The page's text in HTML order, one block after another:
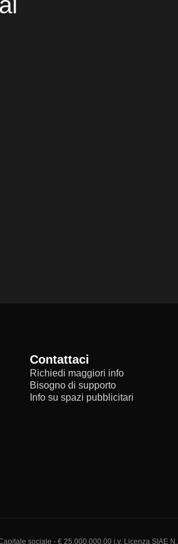
Contattaci
Richiedi maggiori info
Bisogno di supporto
Info su spazi pubblicitari
sociale - € 25.000.000,00 i.v. Licenza SIAE N.